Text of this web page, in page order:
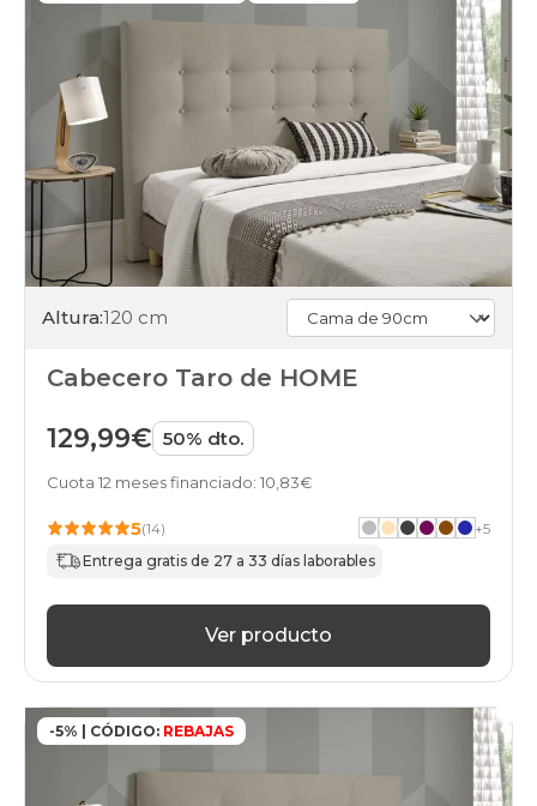
Altura:120 cm
Cabecero Taro de HOME
129,99€ 50% dto.
Cuota 12 meses financiado: 10,83€
5(14) +5
Entrega gratis de 27 a 33 días laborables
Ver producto
-5% | CÓDIGO: REBAJAS